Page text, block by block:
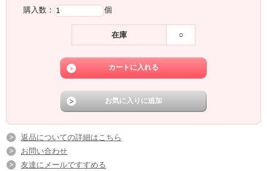
購入数： 個
在庫 ○
返品についての詳細はこちら
お問い合わせ
友達にメールですすめる